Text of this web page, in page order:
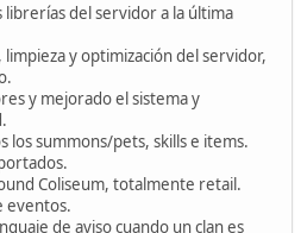
librerías del servidor a la última
y optimización del servidor,
y mejorado el sistema y
los summons/pets, skills e items.
Coliseum, totalmente retail.
eventos.
de aviso cuando un clan es